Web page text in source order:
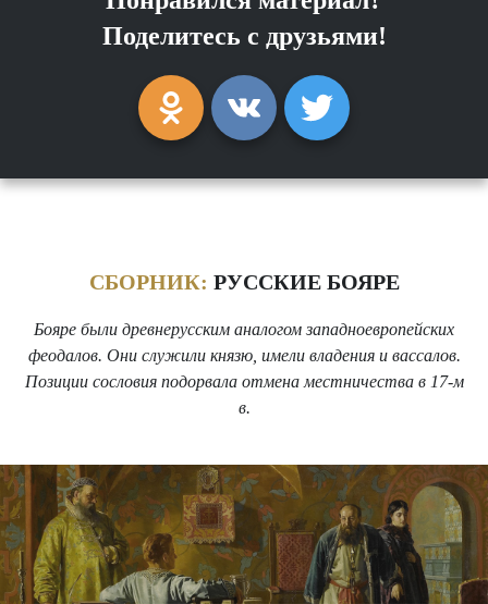
Поделитесь с друзьями!
СБОРНИК: РУССКИЕ БОЯРЕ
Бояре были древнерусским аналогом западноевропейских
феодалов. Они служили князю, имели владения и вассалов.
Позиции сословия подорвала отмена местничества в 17-м
в.